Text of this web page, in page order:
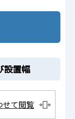
設置幅
せて閲覧